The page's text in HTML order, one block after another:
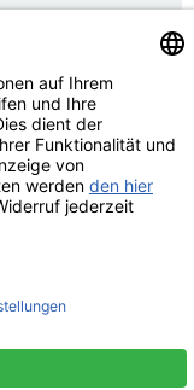
100€ Bestellwert
Shops
Shopsoftware